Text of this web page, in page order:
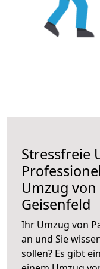
Stressfreie
Umzug
Geisenfeld
Ihr Umzug von
an und Sie
sollen? Es gibt